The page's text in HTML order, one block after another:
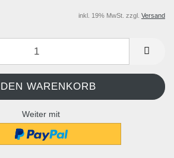
inkl. 19% MwSt. zzgl. Versand
Weiter mit